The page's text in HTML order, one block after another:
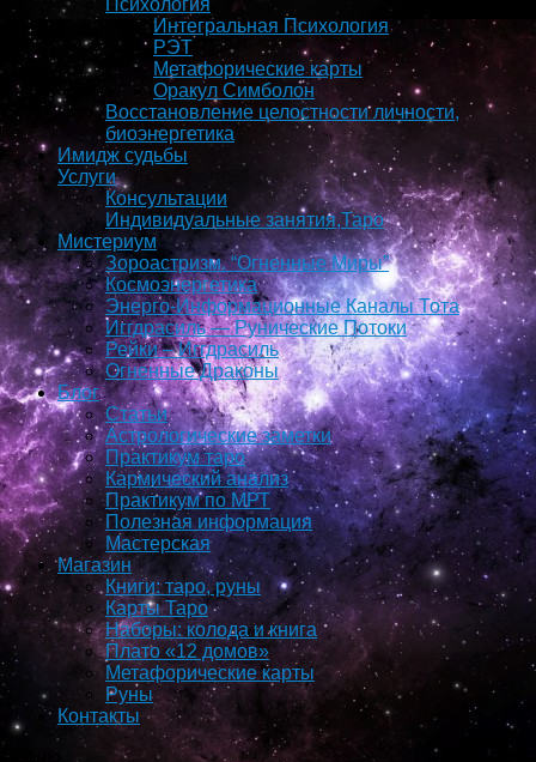
Психология
Интегральная Психология
РЭТ
Метафорические карты
Оракул Симболон
Восстановление целостности личности,
биоэнергетика
Имидж судьбы
Услуги
Консультации
Индивидуальные занятия,Таро
Мистериум
Зороастризм. “Огненные Миры”
Космоэнергетика
Энерго-Информационные Каналы Тота
Иггдрасиль — Рунические Потоки
Рейки – Иггдрасиль
Огненные Драконы
Блог
Статьи
Астрологические заметки
Практикум таро
Кармический анализ
Практикум по МРТ
Полезная информация
Мастерская
Магазин
Книги: таро, руны
Карты Таро
Наборы: колода и книга
Плато «12 домов»
Метафорические карты
Руны
Контакты